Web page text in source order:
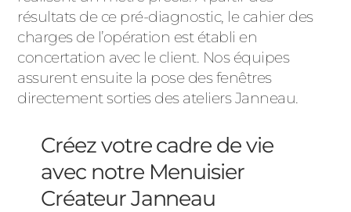
résultats de ce pré-diagnostic, le cahier des
charges de l’opération est établi en
concertation avec le client. Nos équipes
assurent ensuite la pose des fenêtres
directement sorties des ateliers Janneau.
Créez votre cadre de vie
avec notre Menuisier
Créateur Janneau